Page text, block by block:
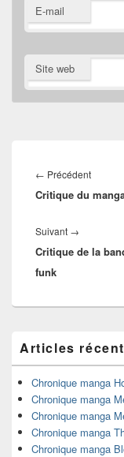
E-mail
Site web
de
l’article
← PrécédentArticle
Critique du
Suivant →
suivant :
Critique de la
funk
principale
de
widget
pour
barre
latérale
Articles
Chronique manga
Chronique manga
Chronique manga
Chronique manga
Chronique manga